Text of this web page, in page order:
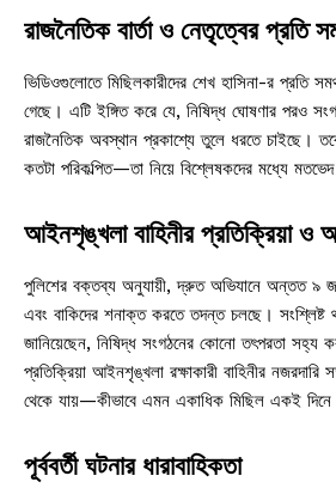
রাজনৈতিক বার্তা ও নেতৃত্বের প্রতি
ভিডিওগুলোতে মিছিলকারীদের শেখ হাসিনা-র প্রতি
গেছে। এটি ইঙ্গিত করে যে, নিষিদ্ধ ঘোষণার পরও
রাজনৈতিক অবস্থান প্রকাশ্যে তুলে ধরতে চাইছে।
কতটা পরিকল্পিত—তা নিয়ে বিশ্লেষকদের মধ্যে
আইনশৃঙ্খলা বাহিনীর প্রতিক্রিয়া ও
পুলিশের বক্তব্য অনুযায়ী, দ্রুত অভিযানে অন্তত ৯
এবং বাকিদের শনাক্ত করতে তদন্ত চলছে। সংশ্লিষ্ট
জানিয়েছেন, নিষিদ্ধ সংগঠনের কোনো তৎপরতা সহ্য
প্রতিক্রিয়া আইনশৃঙ্খলা রক্ষাকারী বাহিনীর নজরদারি
থেকে যায়—কীভাবে এমন একাধিক মিছিল একই
পূর্ববর্তী ঘটনার ধারাবাহিকতা